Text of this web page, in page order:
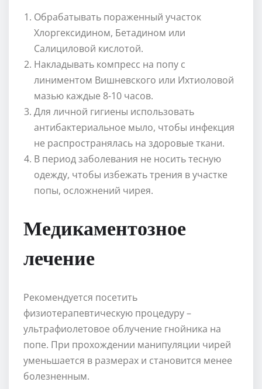
Обрабатывать пораженный участок
Хлоргексидином, Бетадином или
Салициловой кислотой.
Накладывать компресс на попу с
линиментом Вишневского или Ихтиоловой
мазью каждые 8-10 часов.
Для личной гигиены использовать
антибактериальное мыло, чтобы инфекция
не распространялась на здоровые ткани.
В период заболевания не носить тесную
одежду, чтобы избежать трения в участке
попы, осложнений чирея.
Медикаментозное
лечение
Рекомендуется посетить
физиотерапевтическую процедуру –
ультрафиолетовое облучение гнойника на
попе. При прохождении манипуляции чирей
уменьшается в размерах и становится менее
болезненным.